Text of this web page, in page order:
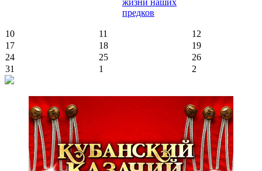
жизни наших
предков
10 11
12
17
18
19
24
25
26
31
1 2